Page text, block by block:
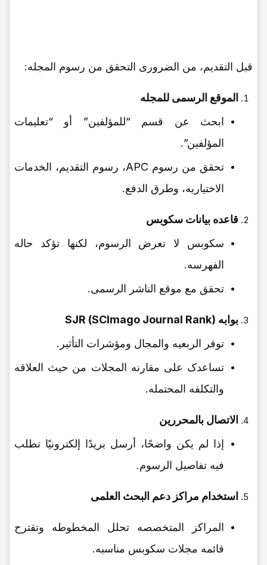
قبل التقدیم، من الضروری التحقق من رسوم المجله:
الموقع الرسمی للمجله
ابحث عن قسم “للمؤلفین” أو “تعلیمات
المؤلفین”.
تحقق من رسوم APC، رسوم التقدیم، الخدمات
الاختیاریه، وطرق الدفع.
قاعده بیانات سکوبس
سکوبس لا تعرض الرسوم، لکنها تؤکد حاله
الفهرسه.
تحقق مع موقع الناشر الرسمی.
بوابه SJR (SCImago Journal Rank)
توفر الربعیه والمجال ومؤشرات التأثیر.
تساعدک على مقارنه المجلات من حیث العلاقه
والتکلفه المحتمله.
الاتصال بالمحررین
إذا لم یکن واضحًا، أرسل بریدًا إلکترونیًا تطلب
فیه تفاصیل الرسوم.
استخدام مراکز دعم البحث العلمی
المراکز المتخصصه تحلل المخطوطه وتقترح
قائمه مجلات سکوبس مناسبه.